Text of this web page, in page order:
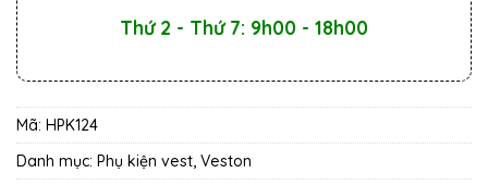
Thứ 2 - Thứ 7: 9h00 - 18h00
Mã: HPK124
Danh mục: Phụ kiện vest Veston